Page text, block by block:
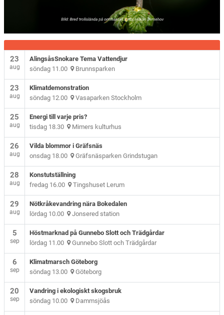
23
aug
AlingsåsSnokare Tema Vattendjur
söndag 11.00 Brunnsparken
23
aug
Klimatdemonstration
söndag 12.00 Vasaparken Stockholm
25
aug
Energi till varje pris?
tisdag 18.30 Mimers kulturhus
26
aug
Vilda blommor i Gräfsnäs
onsdag 18.00 Gräfsnäsparken Grindstugan
28
aug
Konstutställning
fredag 16.00 Tingshuset Lerum
29
aug
Nötkråkevandring nära Bokedalen
lördag 10.00 Jonsered station
5
sep
Höstmarknad på Gunnebo Slott och Trädgårdar
lördag 11.00 Gunnebo Slott och Trädgårdar
6
sep
Klimatmarsch Göteborg
söndag 13.00 Göteborg
20
sep
Vandring i ekologiskt skogsbruk
söndag 10.00 Dammsjöås